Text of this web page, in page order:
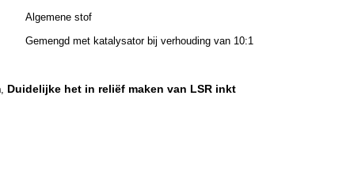
Algemene stof
Gemengd met katalysator bij verhouding van 10:1
, Duidelijke het in reliëf maken van LSR inkt